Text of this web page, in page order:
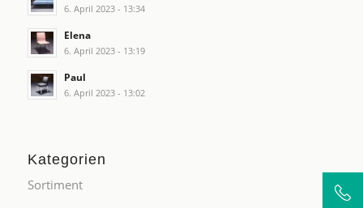
6. April 2023 - 13:34
Elena
6. April 2023 - 13:19
Paul
6. April 2023 - 13:02
Kategorien
Sortiment